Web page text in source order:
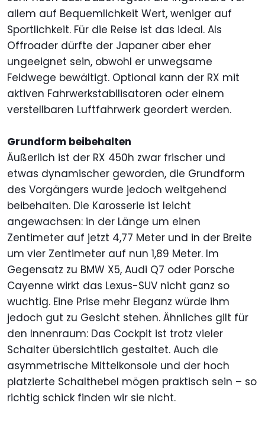
allem auf Bequemlichkeit Wert, weniger auf
Sportlichkeit. Für die Reise ist das ideal. Als
Offroader dürfte der Japaner aber eher
ungeeignet sein, obwohl er unwegsame
Feldwege bewältigt. Optional kann der RX mit
aktiven Fahrwerkstabilisatoren oder einem
verstellbaren Luftfahrwerk geordert werden.
Grundform beibehalten
Äußerlich ist der RX 450h zwar frischer und
etwas dynamischer geworden, die Grundform
des Vorgängers wurde jedoch weitgehend
beibehalten. Die Karosserie ist leicht
angewachsen: in der Länge um einen
Zentimeter auf jetzt 4,77 Meter und in der Breite
um vier Zentimeter auf nun 1,89 Meter. Im
Gegensatz zu BMW X5, Audi Q7 oder Porsche
Cayenne wirkt das Lexus-SUV nicht ganz so
wuchtig. Eine Prise mehr Eleganz würde ihm
jedoch gut zu Gesicht stehen. Ähnliches gilt für
den Innenraum: Das Cockpit ist trotz vieler
Schalter übersichtlich gestaltet. Auch die
asymmetrische Mittelkonsole und der hoch
platzierte Schalthebel mögen praktisch sein – so
richtig schick finden wir sie nicht.